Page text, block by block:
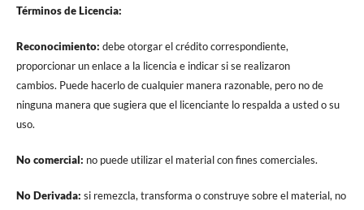
Términos de Licencia:
Reconocimiento: debe otorgar el crédito correspondiente,
proporcionar un enlace a la licencia e indicar si se realizaron
cambios. Puede hacerlo de cualquier manera razonable, pero no de
ninguna manera que sugiera que el licenciante lo respalda a usted o su
uso.
No comercial: no puede utilizar el material con fines comerciales.
No Derivada: si remezcla, transforma o construye sobre el material, no